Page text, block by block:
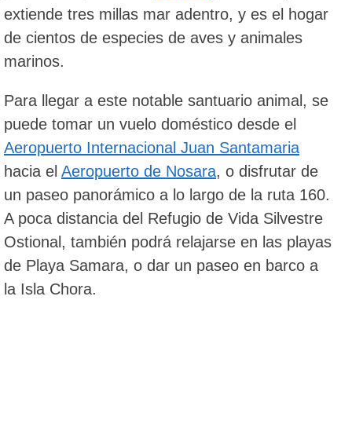
extiende tres millas mar adentro, y es el hogar
de cientos de especies de aves y animales
marinos.
Para llegar a este notable santuario animal, se
puede tomar un vuelo doméstico desde el
Aeropuerto Internacional Juan Santamaria
hacia el Aeropuerto de Nosara, o disfrutar de
un paseo panorámico a lo largo de la ruta 160.
A poca distancia del Refugio de Vida Silvestre
Ostional, también podrá relajarse en las playas
de Playa Samara, o dar un paseo en barco a
la Isla Chora.